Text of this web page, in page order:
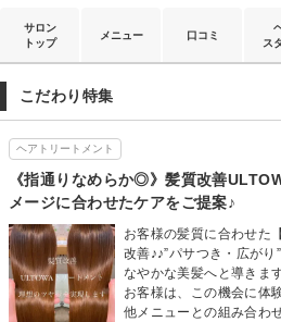
サロン
トップ
メニュー 口コミ
ス
こだわり特集
ヘアトリートメント
《指通りなめらか◎》髪質改善
メージに合わせたケアをご提案♪
お客様の髪質に合わせた
改善♪♪”パサつき・広が
なやかな美髪へと導きま
お客様は、この機会に体
他メニューとの組み合わ